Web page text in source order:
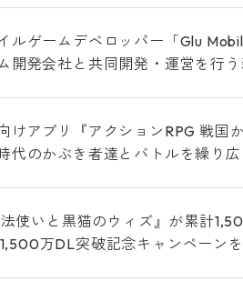
ルゲームデベロッパー「Glu
開発会社と共同開発・運営を行
けアプリ『アクションRPG 戦国
代のかぶき者達とバトルを繰り広
使いと黒猫のウィズ』が累計
万DL突破記念キャンペーン